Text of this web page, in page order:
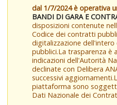
dal 1/7/2024 è operativa
BANDI DI GARA E
disposizioni contenute
Codice dei contratti
digitalizzazione
pubblici.La trasparenza è
indicazioni dell'Autorità
declinate con Delibera
successivi
piattaforma sono
Dati Nazionale dei